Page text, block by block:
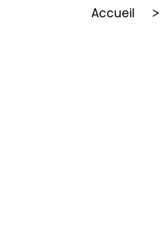
Accueil